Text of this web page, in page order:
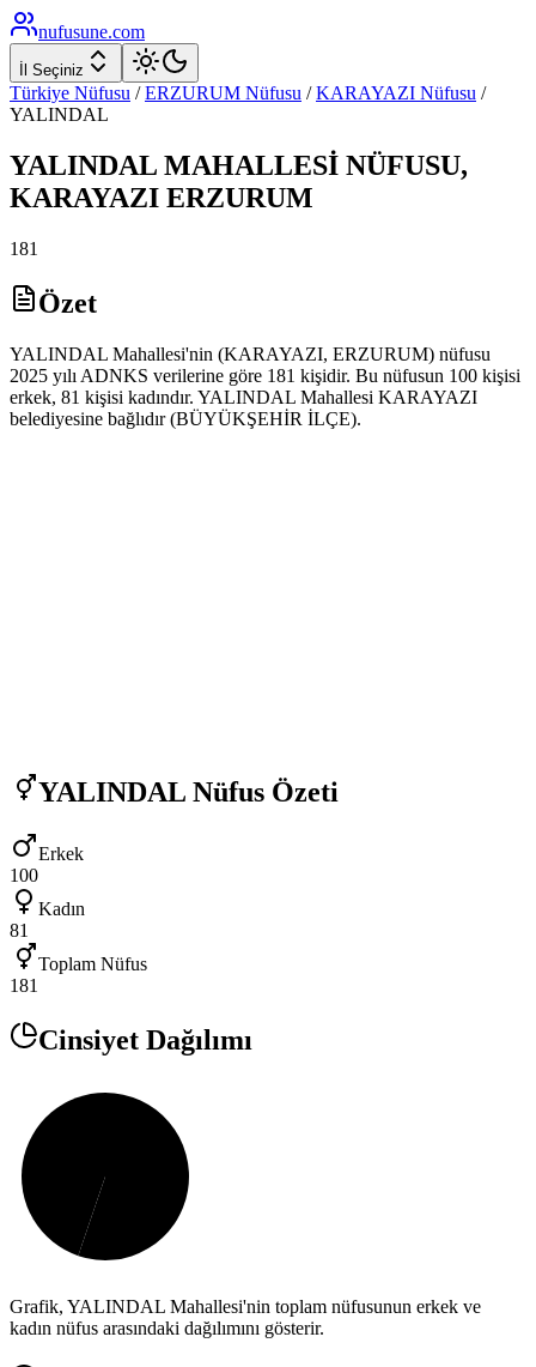
nufusune.com
İl Seçiniz
Türkiye Nüfusu / ERZURUM Nüfusu / KARAYAZI Nüfusu /
YALINDAL
YALINDAL MAHALLESİ NÜFUSU,
KARAYAZI ERZURUM
181
Özet
YALINDAL Mahallesi'nin (KARAYAZI, ERZURUM) nüfusu
2025 yılı ADNKS verilerine göre 181 kişidir. Bu nüfusun 100 kişisi
erkek, 81 kişisi kadındır. YALINDAL Mahallesi KARAYAZI
belediyesine bağlıdır (BÜYÜKŞEHİR İLÇE).
YALINDAL Nüfus Özeti
Erkek
100
Kadın
81
Toplam Nüfus
181
Cinsiyet Dağılımı
Grafik, YALINDAL Mahallesi'nin toplam nüfusunun erkek ve
kadın nüfus arasındaki dağılımını gösterir.